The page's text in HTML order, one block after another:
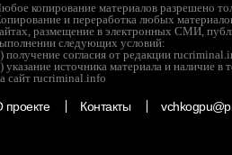
копирование материалов разрешено
и переработка любых
размещение в электронных СМИ,
следующих условий:
получение согласия от редакции
указание источника материала и наличие
сайт rucriminal.info
проекте Контакты